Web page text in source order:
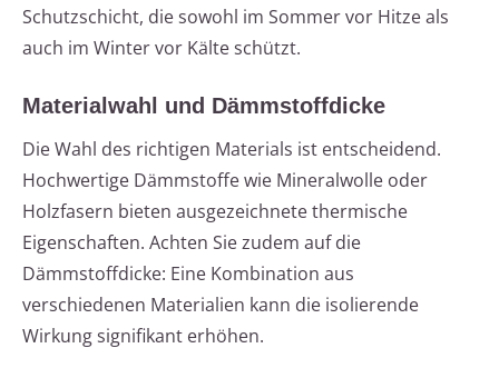
Schutzschicht, die sowohl im Sommer vor Hitze als
auch im Winter vor Kälte schützt.
Materialwahl und Dämmstoffdicke
Die Wahl des richtigen Materials ist entscheidend.
Hochwertige Dämmstoffe wie Mineralwolle oder
Holzfasern bieten ausgezeichnete thermische
Eigenschaften. Achten Sie zudem auf die
Dämmstoffdicke: Eine Kombination aus
verschiedenen Materialien kann die isolierende
Wirkung signifikant erhöhen.